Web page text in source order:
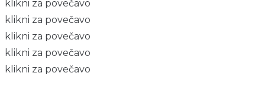
klikni za povečavo
klikni za povečavo
klikni za povečavo
klikni za povečavo
klikni za povečavo